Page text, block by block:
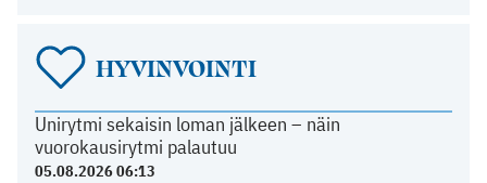
HYVINVOINTI
Unirytmi sekaisin loman jälkeen – näin
vuorokausirytmi palautuu
05.08.2026 06:13